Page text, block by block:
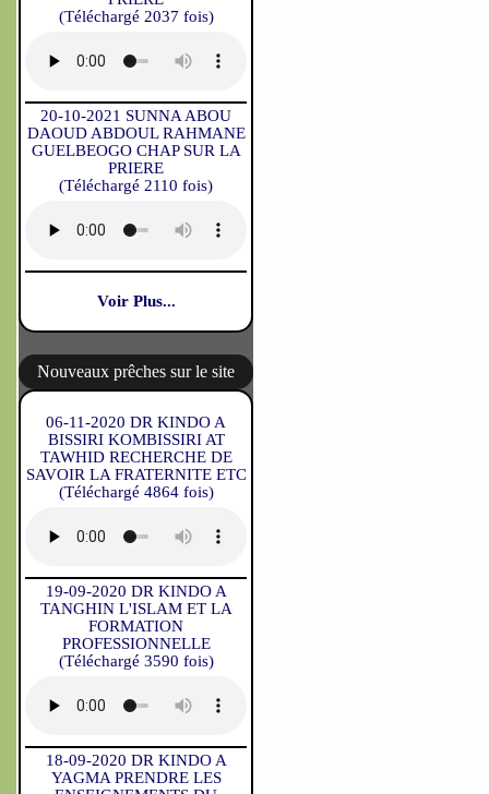
(Téléchargé 2037 fois)
20-10-2021 SUNNA ABOU
DAOUD ABDOUL RAHMANE
GUELBEOGO CHAP SUR LA
PRIERE
(Téléchargé 2110 fois)
Voir Plus...
Nouveaux prêches sur le site
06-11-2020 DR KINDO A
BISSIRI KOMBISSIRI AT
TAWHID RECHERCHE DE
SAVOIR LA FRATERNITE ETC
(Téléchargé 4864 fois)
19-09-2020 DR KINDO A
TANGHIN L'ISLAM ET LA
FORMATION
PROFESSIONNELLE
(Téléchargé 3590 fois)
18-09-2020 DR KINDO A
YAGMA PRENDRE LES